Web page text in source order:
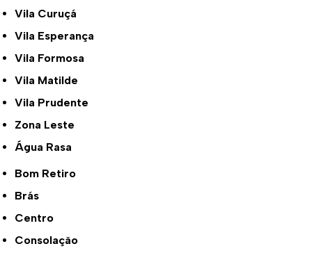
Vila Curuçá
Vila Esperança
Vila Formosa
Vila Matilde
Vila Prudente
Zona Leste
Água Rasa
Bom Retiro
Brás
Centro
Consolação